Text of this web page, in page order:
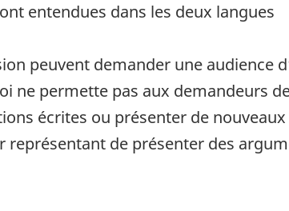
entendues dans les deux langues
peuvent demander une audience
ne permette pas aux demandeurs
écrites ou présenter de nouveaux
représentant de présenter des